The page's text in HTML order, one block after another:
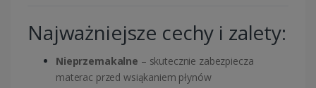
Najważniejsze cechy i zalety:
Nieprzemakalne – skutecznie zabezpiecza
materac przed wsiąkaniem płynów